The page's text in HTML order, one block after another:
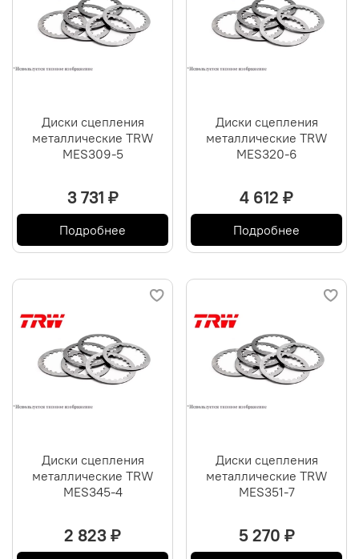
Диски сцепления
металлические TRW
MES309-5
3 731 ₽
Подробнее
Диски сцепления
металлические TRW
MES320-6
4 612 ₽
Подробнее
Диски сцепления
металлические TRW
MES345-4
2 823 ₽
Диски сцепления
металлические TRW
MES351-7
5 270 ₽